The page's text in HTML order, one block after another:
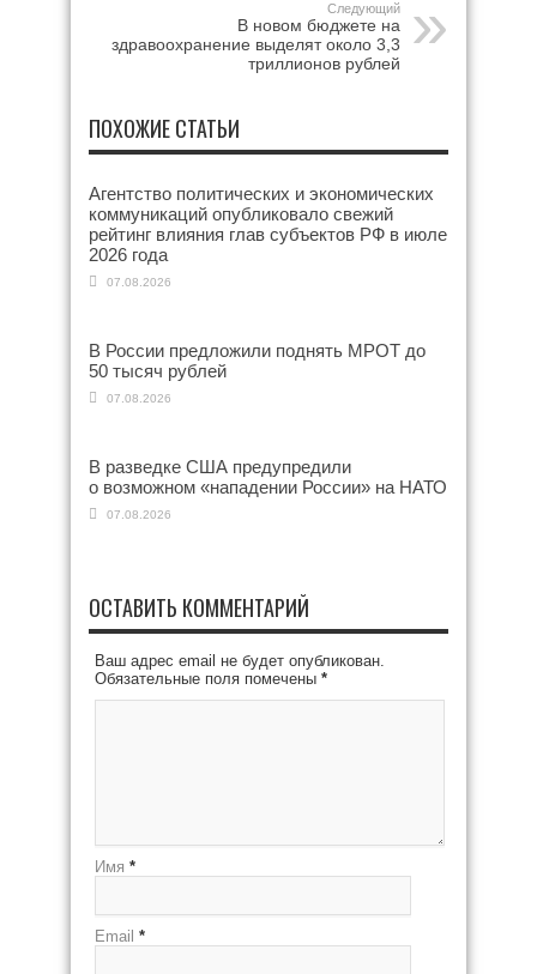
Следующий
В новом бюджете на
здравоохранение выделят около 3,3
триллионов рублей
ПОХОЖИЕ СТАТЬИ
Агентство политических и экономических
коммуникаций опубликовало свежий
рейтинг влияния глав субъектов РФ в июле
2026 года
07.08.2026
В России предложили поднять МРОТ до
50 тысяч рублей
07.08.2026
В разведке США предупредили
о возможном «нападении России» на НАТО
07.08.2026
ОСТАВИТЬ КОММЕНТАРИЙ
Ваш адрес email не будет опубликован.
Обязательные поля помечены *
Имя *
Email *